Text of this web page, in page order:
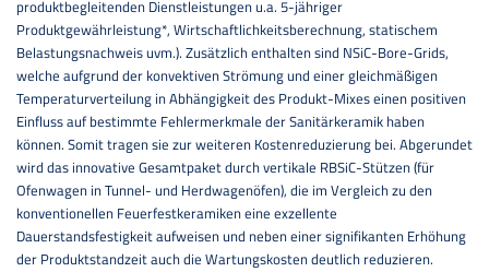
produktbegleitenden Dienstleistungen u.a. 5-jähriger
Produktgewährleistung*, Wirtschaftlichkeitsberechnung, statischem
Belastungsnachweis uvm.). Zusätzlich enthalten sind NSiC-Bore-Grids,
welche aufgrund der konvektiven Strömung und einer gleichmäßigen
Temperaturverteilung in Abhängigkeit des Produkt-Mixes einen positiven
Einfluss auf bestimmte Fehlermerkmale der Sanitärkeramik haben
können. Somit tragen sie zur weiteren Kostenreduzierung bei. Abgerundet
wird das innovative Gesamtpaket durch vertikale RBSiC-Stützen (für
Ofenwagen in Tunnel- und Herdwagenöfen), die im Vergleich zu den
konventionellen Feuerfestkeramiken eine exzellente
Dauerstandsfestigkeit aufweisen und neben einer signifikanten Erhöhung
der Produktstandzeit auch die Wartungskosten deutlich reduzieren.